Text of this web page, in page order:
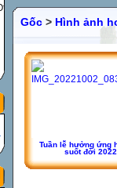
Gốc > Hình ảnh
Tuần lễ hưởng ứng
suốt đời 2022